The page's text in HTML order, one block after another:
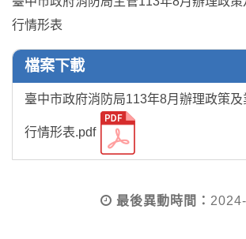
行情形表
檔案下載
臺中市政府消防局113年8月辦理政策
行情形表.pdf
最後異動時間：